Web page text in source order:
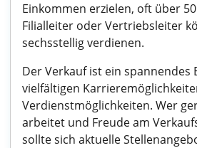
Einkommen erzielen, oft über
Filialleiter oder Vertriebsleiter
sechsstellig verdienen.
Der Verkauf ist ein spannendes
vielfältigen
Verdienstmöglichkeiten. Wer
arbeitet und Freude am
sollte sich aktuelle